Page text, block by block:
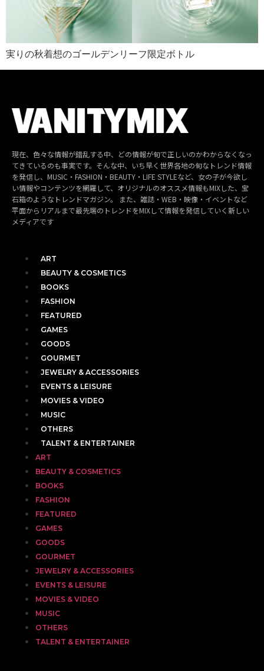
実りの秋着想のゴールデンリーフ限定ボトル
現在、色々な情報が錯乱する中、どの情報が旬で正しいのかわからなくなっ
てきているのも事実です。そんな中、いち早く世界各地の旬なトレンド情報
を発信し、MUSIC・FASHION・BEAUTY・LIFE STYLEなど、女の子が今欲し
い情報やコンテンツを網羅して、オリジナルのオススメ情報もMIXした、宝
石箱のようなトレンドマガジン。 また、雑誌・WEB・映像・イベントなど
平面からリアルまで最先端のトレンドをMIXして情報を発信していく新しい
メディアです
ART
BEAUTY & COSMETICS
BOOKS
FASHION
FEATURED
GAMES
GOODS
GOURMET
JEWELRY & ACCESSORIES
EVENTS & LEISURE
MOVIES & VIDEO
MUSIC
OTHERS
TALENT & ENTERTAINER
ART
BEAUTY & COSMETICS
BOOKS
FASHION
FEATURED
GAMES
GOODS
GOURMET
JEWELRY & ACCESSORIES
EVENTS & LEISURE
MOVIES & VIDEO
MUSIC
OTHERS
TALENT & ENTERTAINER